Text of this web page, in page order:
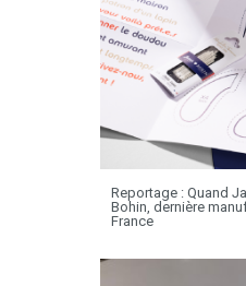
Reportage : Quand
Bohin, dernière
France